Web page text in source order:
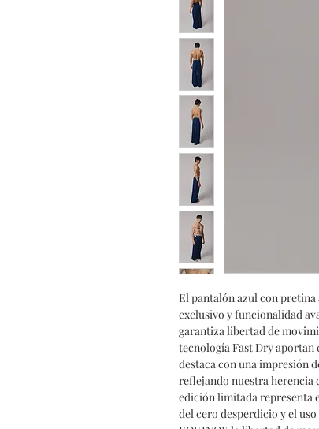
El pantalón azul con
exclusivo y funcionalidad
garantiza libertad de
tecnología Fast Dry aportan
destaca con una impresión
reflejando nuestra herencia
edición limitada representa
del cero desperdicio y el